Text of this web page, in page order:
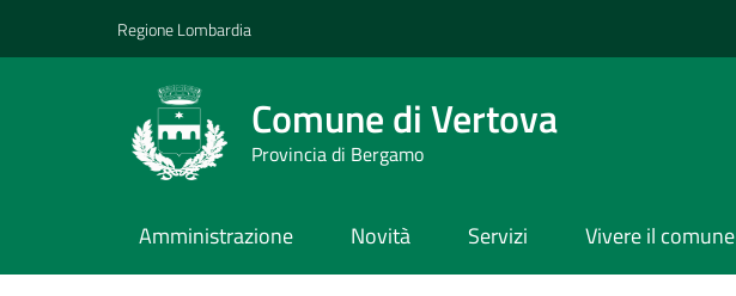
Regione Lombardia
Comune di Vertova
Provincia di Bergamo
Amministrazione Novità Servizi Vivere il comune